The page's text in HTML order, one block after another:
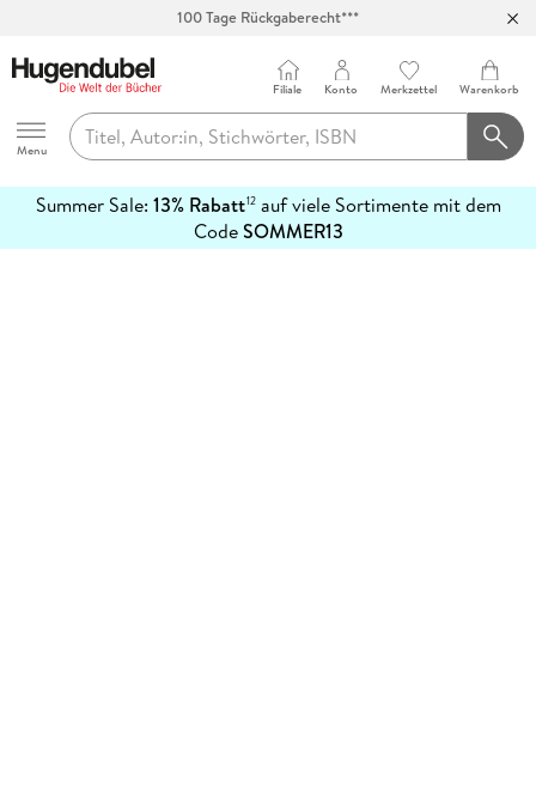
100 Tage Rückgaberecht***
Hugendubel
Menu
Filiale Konto Merkzettel Warenkorb
Summer Sale: 13% Rabatt12auf viele Sortimente mit dem
CodeSOMMER13
erfahren